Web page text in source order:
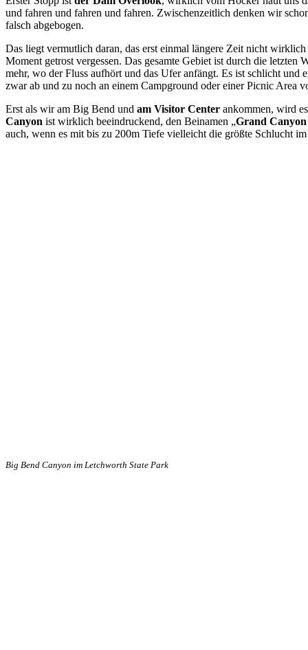
und fahren und fahren und fahren. Zwischenzeitlich denken wir
falsch abgebogen.
Das liegt vermutlich daran, das erst einmal längere Zeit nicht
Moment getrost vergessen. Das gesamte Gebiet ist durch die
mehr, wo der Fluss aufhört und das Ufer anfängt. Es ist schlicht
zwar ab und zu noch an einem Campground oder einer Picnic Area
Erst als wir am Big Bend und am Visitor Center ankommen, wird
Canyon ist wirklich beeindruckend, den Beinamen „Grand
auch, wenn es mit bis zu 200m Tiefe vielleicht die größte Schlucht
Big Bend Canyon im Letchworth State Park